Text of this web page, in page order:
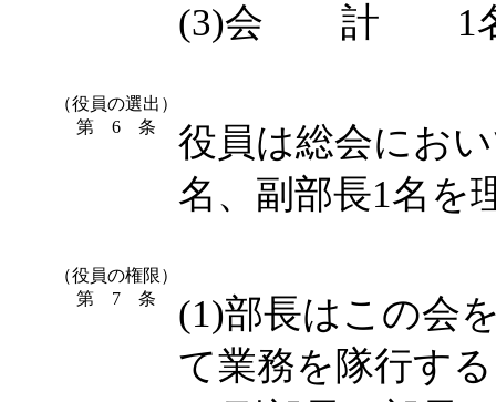
(3)会 計 1
（役員の選出）
第 6 条
役員は総会にお
名、副部長1名を
（役員の権限）
第 7 条
(1)部長はこの会
て業務を隊行す